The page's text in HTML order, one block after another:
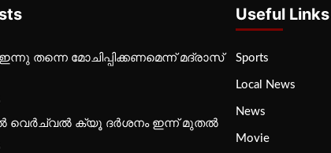
തന്നെ മോചിപ്പിക്കണമെന്ന് മദ്രാസ്
വെര്‍ച്വല്‍ ക്യൂ ദര്‍ശനം ഇന്ന് മുതല്‍
Useful Links
Sports
Local News
News
Movie